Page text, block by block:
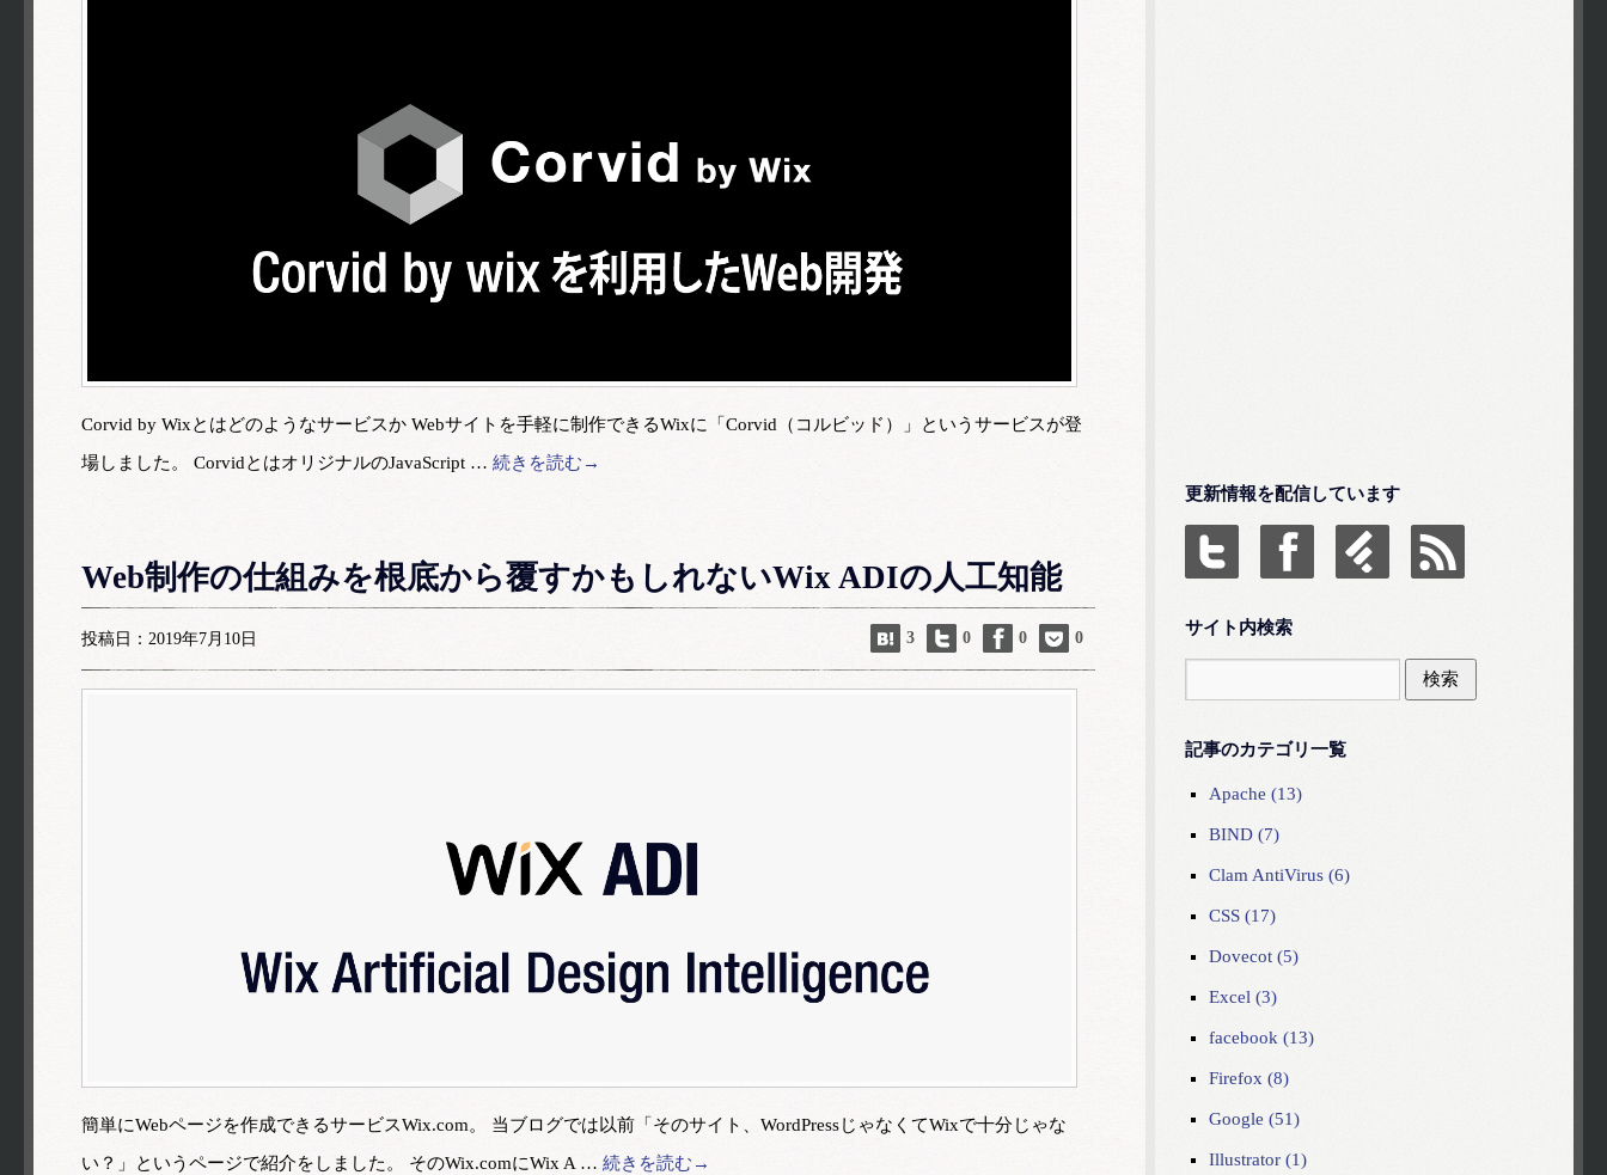
Corvid by Wixとはどのようなサービスか Webサイトを手軽に制作できるWixに「Corvid（コルビッド）」というサービスが登
場しました。 CorvidとはオリジナルのJavaScript … 続きを読む→
Web制作の仕組みを根底から覆すかもしれないWix ADIの人工知能
投稿日：2019年7月10日 3 0 0 0
簡単にWebページを作成できるサービスWix.com。 当ブログでは以前「そのサイト、WordPressじゃなくてWixで十分じゃな
い？」というページで紹介をしました。 そのWix.comにWix A … 続きを読む→
更新情報を配信しています
サイト内検索
記事のカテゴリ一覧
Apache (13)
BIND (7)
Clam AntiVirus (6)
CSS (17)
Dovecot (5)
Excel (3)
facebook (13)
Firefox (8)
Google (51)
Illustrator (1)